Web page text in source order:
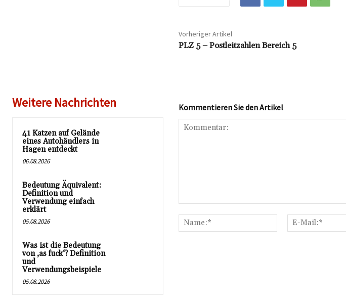
Vorheriger Artikel
PLZ 5 – Postleitzahlen Bereich 5
Weitere Nachrichten
41 Katzen auf Gelände
eines Autohändlers in
Hagen entdeckt
06.08.2026
Bedeutung Äquivalent:
Definition und
Verwendung einfach
erklärt
05.08.2026
Was ist die Bedeutung
von ‚as fuck‘? Definition
und
Verwendungsbeispiele
05.08.2026
Kommentieren Sie den Artikel
Name:*